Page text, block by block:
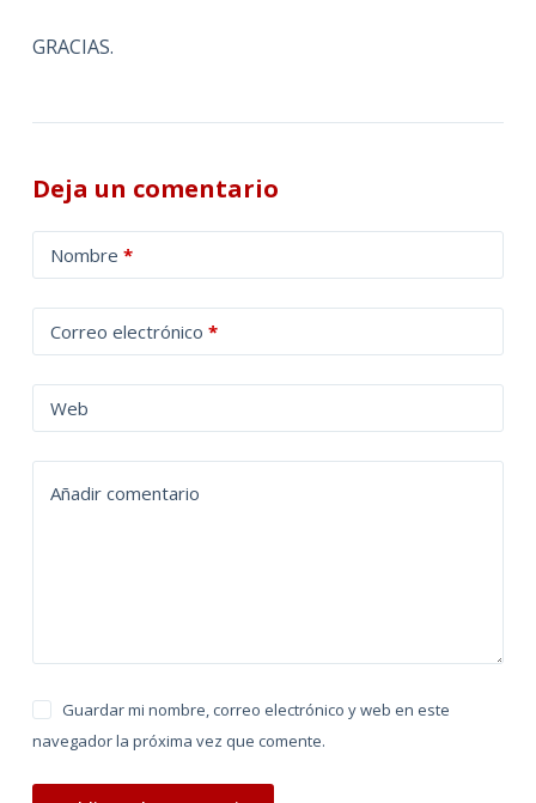
GRACIAS.
Deja un comentario
Nombre *
Correo electrónico *
Web
Añadir comentario
Guardar mi nombre, correo electrónico y web en este
navegador la próxima vez que comente.
l
t
a
t